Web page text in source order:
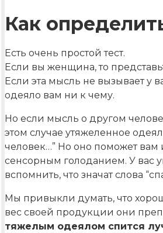
Как
Есть очень простой тест.
Если вы женщина, то
Если эта мысль не вызывает у
одеяло вам ни к чему.
Но если мысль о другом
этом случае утяжеленное
человек…” Но оно поможет вам
сенсорным голоданием. У вас
вспомнить, что значат слова
Мы привыкли думать, что
вес своей продукции они
тяжелым одеялом спится